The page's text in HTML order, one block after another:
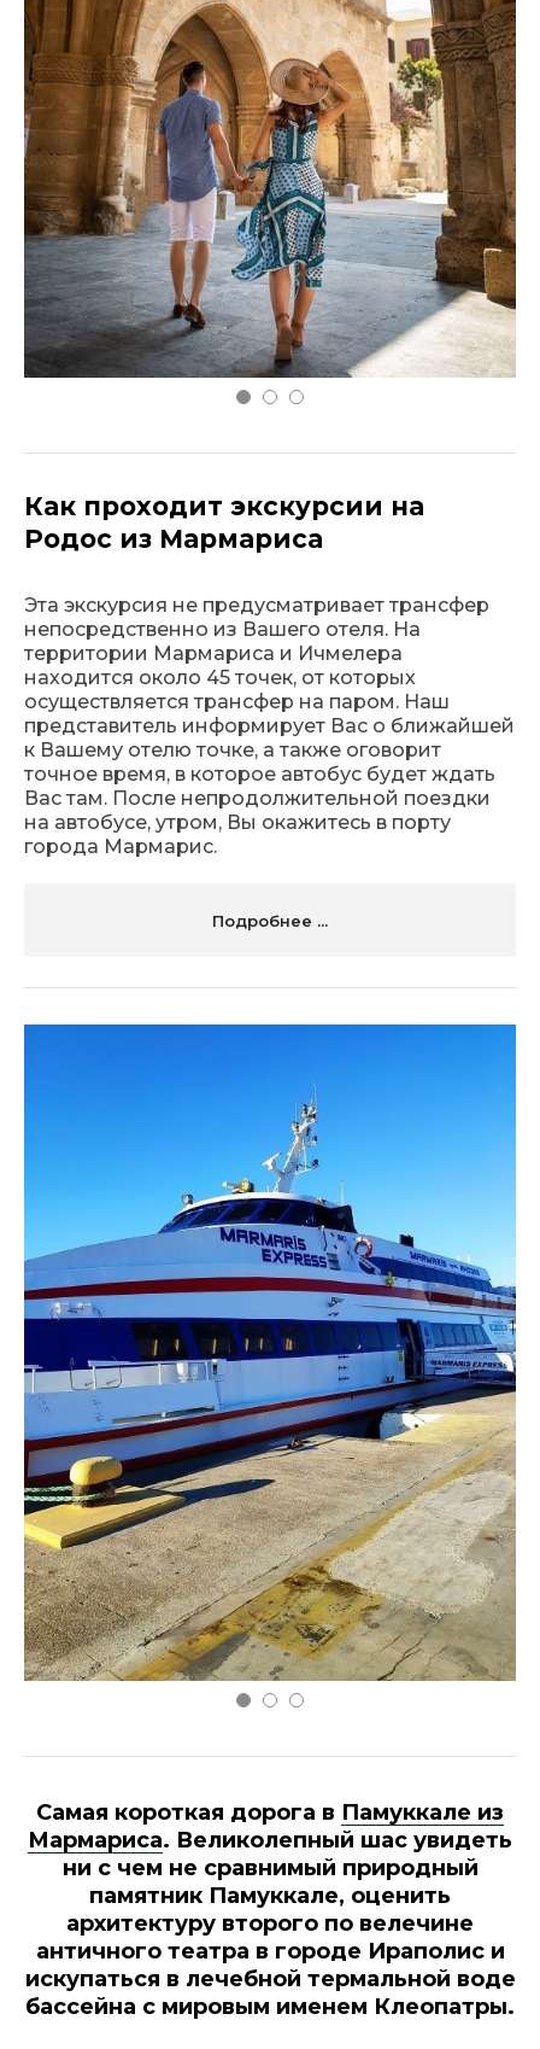
Как проходит экскурсии на
Родос из Мармариса
Эта экскурсия не предусматривает трансфер
непосредственно из Вашего отеля. На
территории Мармариса и Ичмелера
находится около 45 точек, от которых
осуществляется трансфер на паром. Наш
представитель информирует Вас о ближайшей
к Вашему отелю точке, а также оговорит
точное время, в которое автобус будет ждать
Вас там. После непродолжительной поездки
на автобусе, утром, Вы окажитесь в порту
города Мармарис.
Подробнее ...
Самая короткая дорога в Памуккале из
Мармариса. Великолепный шас увидеть
ни с чем не сравнимый природный
памятник Памуккале, оценить
архитектуру второго по велечине
античного театра в городе Ираполис и
искупаться в лечебной термальной воде
бассейна с мировым именем Клеопатры.